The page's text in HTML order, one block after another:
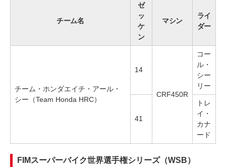
チーム名
ゼ
ッ
ケ
ン
マシン
ライ
ダー
チーム・ホンダエイチ・アール・
シー（Team Honda HRC）
14
CRF450R
コー
ル・
シー
リー
41
トレ
イ・
カナ
ード
FIMスーパーバイク世界選手権シリーズ（WSB）